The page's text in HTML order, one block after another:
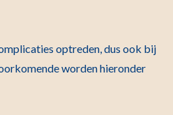
optreden, dus ook bij
worden hieronder